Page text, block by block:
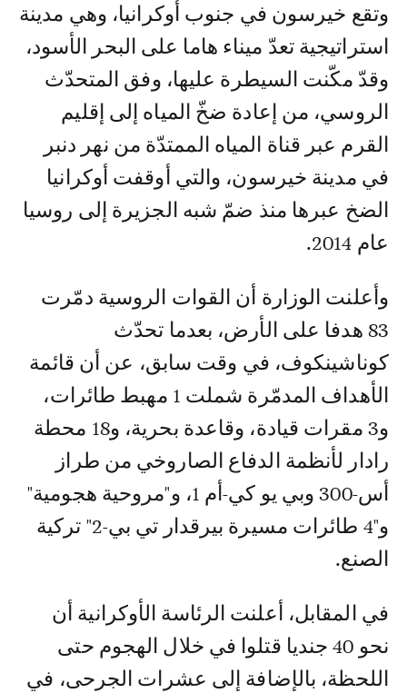
وتقع خيرسون في جنوب أوكرانيا، وهي مدينة
استراتيجية تعدّ ميناء هاما على البحر الأسود،
وقدّ مكّنت السيطرة عليها، وفق المتحدّث
الروسي، من إعادة ضخّ المياه إلى إقليم
القرم عبر قناة المياه الممتدّة من نهر دنبر
في مدينة خيرسون، والتي أوقفت أوكرانيا
الضخ عبرها منذ ضمّ شبه الجزيرة إلى روسيا
عام 2014.
وأعلنت الوزارة أن القوات الروسية دمّرت
83 هدفا على الأرض، بعدما تحدّث
كوناشينكوف، في وقت سابق، عن أن قائمة
الأهداف المدمّرة شملت 1 مهبط طائرات،
و3 مقرات قيادة، وقاعدة بحرية، و18 محطة
رادار لأنظمة الدفاع الصاروخي من طراز
أس-300 وبي يو كي-أم 1، و"مروحية هجومية"
و"4 طائرات مسيرة بيرقدار تي بي-2" تركية
الصنع.
في المقابل، أعلنت الرئاسة الأوكرانية أن
نحو 40 جنديا قتلوا في خلال الهجوم حتى
اللحظة، بالإضافة إلى عشرات الجرحى، في